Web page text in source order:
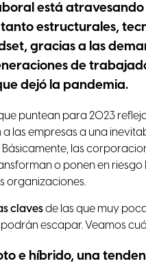
está
estructurales,
gracias a las
de
dejó la pandemia.
puntean para 2023
las empresas a una
las
o ponen en riesgo
organizaciones.
clavesde las que muy
escapar. Veamos
e híbrido, una